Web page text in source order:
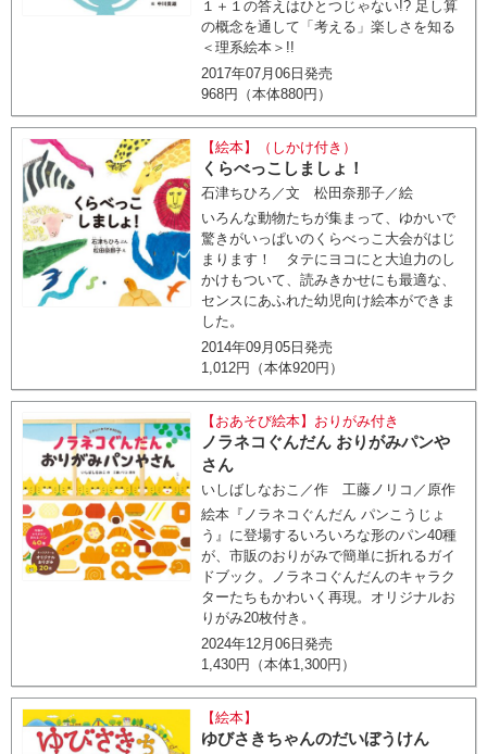
１＋１の答えはひとつじゃない!? 足し算
の概念を通して「考える」楽しさを知る
＜理系絵本＞!!
2017年07月06日発売
968円（本体880円）
【絵本】（しかけ付き）
くらべっこしましょ！
石津ちひろ／文 松田奈那子／絵
いろんな動物たちが集まって、ゆかいで
驚きがいっぱいのくらべっこ大会がはじ
まります！ タテにヨコにと大迫力のし
かけもついて、読みきかせにも最適な、
センスにあふれた幼児向け絵本ができま
した。
2014年09月05日発売
1,012円（本体920円）
【おあそび絵本】おりがみ付き
ノラネコぐんだん おりがみパンや
さん
いしばしなおこ／作 工藤ノリコ／原作
絵本『ノラネコぐんだん パンこうじょ
う』に登場するいろいろな形のパン40種
が、市販のおりがみで簡単に折れるガイ
ドブック。ノラネコぐんだんのキャラク
ターたちもかわいく再現。オリジナルお
りがみ20枚付き。
2024年12月06日発売
1,430円（本体1,300円）
【絵本】
ゆびさきちゃんのだいぼうけん